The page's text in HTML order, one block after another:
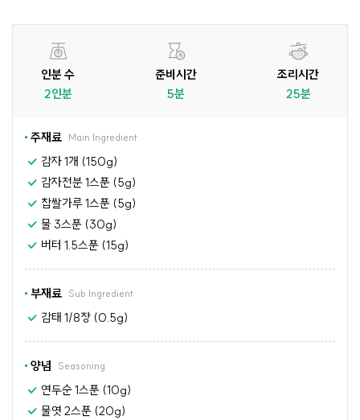
인분 수
2인분
준비시간
5분
조리시간
25분
주재료 Main Ingredient
감자 1개 (150g)
감자전분 1스푼 (5g)
찹쌀가루 1스푼 (5g)
물 3스푼 (30g)
버터 1.5스푼 (15g)
부재료 Sub Ingredient
감태 1/8장 (0.5g)
양념 Seasoning
연두순 1스푼 (10g)
물엿 2스푼 (20g)